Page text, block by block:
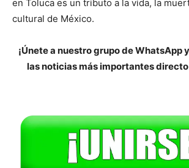
en Toluca es un tributo a la vida, la
cultural de México.
¡Únete a nuestro grupo de WhatsApp
las noticias más importantes